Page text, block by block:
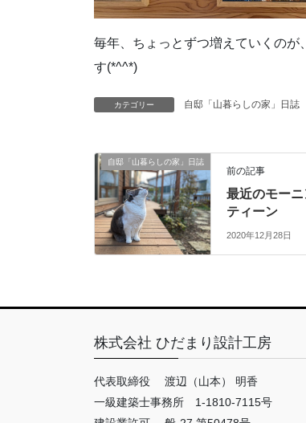
毎年、ちょっとずつ増えていくの
す(*^^*)
カテゴリー 自邸「山暮らしの家」日誌
自邸「山暮らしの家」日誌
前の記事
最近のモー
ティーン
2020年12月28日
株式会社 ひだまり設計工房
代表取締役 渡辺（山本） 明香
一級建築士事務所 1-1810-7115号